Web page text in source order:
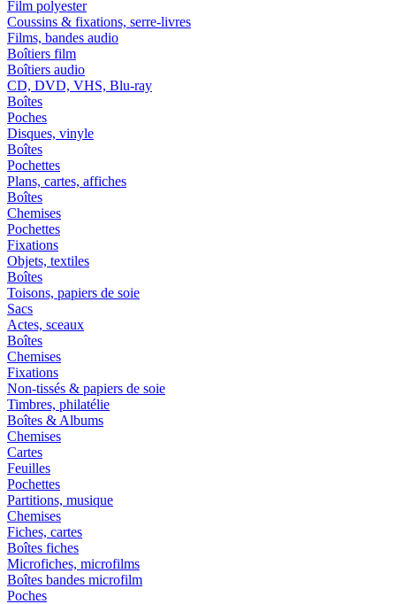
Film polyester
Coussins & fixations, serre-livres
Films, bandes audio
Boîtiers film
Boîtiers audio
CD, DVD, VHS, Blu-ray
Boîtes
Poches
Disques, vinyle
Boîtes
Pochettes
Plans, cartes, affiches
Boîtes
Chemises
Pochettes
Fixations
Objets, textiles
Boîtes
Toisons, papiers de soie
Sacs
Actes, sceaux
Boîtes
Chemises
Fixations
Non-tissés & papiers de soie
Timbres, philatélie
Boîtes & Albums
Chemises
Cartes
Feuilles
Pochettes
Partitions, musique
Chemises
Fiches, cartes
Boîtes fiches
Microfiches, microfilms
Boîtes bandes microfilm
Poches